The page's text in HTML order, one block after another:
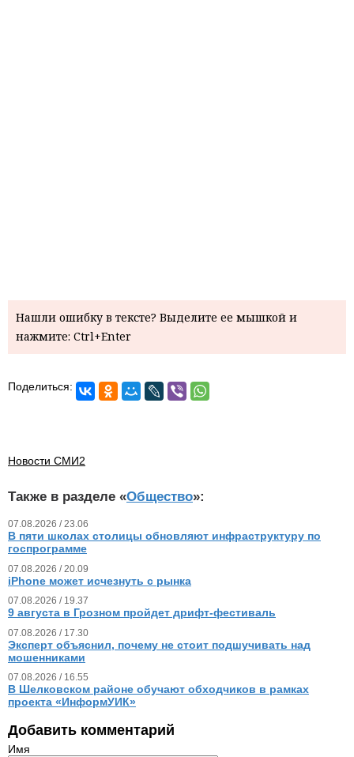
Нашли ошибку в тексте? Выделите ее мышкой и
нажмите: Ctrl+Enter
Поделиться:
Новости СМИ2
Также в разделе «Общество»:
07.08.2026 / 23.06
В пяти школах столицы обновляют инфраструктуру по
госпрограмме
07.08.2026 / 20.09
iPhone может исчезнуть с рынка
07.08.2026 / 19.37
9 августа в Грозном пройдет дрифт-фестиваль
07.08.2026 / 17.30
Эксперт объяснил, почему не стоит подшучивать над
мошенниками
07.08.2026 / 16.55
В Шелковском районе обучают обходчиков в рамках
проекта «ИнформУИК»
Добавить комментарий
Имя